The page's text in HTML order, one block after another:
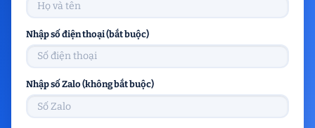
Nhập số điện thoại (bắt buộc)
Nhập số Zalo (không bắt buộc)